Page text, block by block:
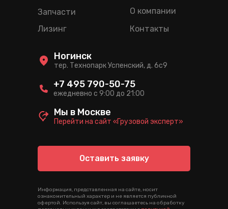
Лизинг
Запчасти
О компании
Контакты
Оставить заявку
Информация, представленная на сайте, носит
ознакомительный характер и не является публичной
офертой. Используя сайт, вы соглашаетесь на обработку
тер. Технопарк Успенский, д. 6c9
Ногинск
ежедневно с 9:00 до 21:00
+7 495 790-50-75
Перейти на сайт «Грузовой эксперт»
Мы в Москве